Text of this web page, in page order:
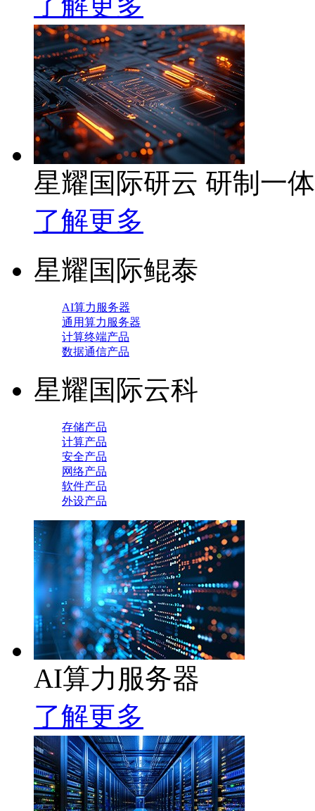
星耀国际研云 研制一
了解更多
星耀国际鲲泰
AI算力服务器
通用算力服务器
计算终端产品
数据通信产品
星耀国际云科
存储产品
计算产品
安全产品
网络产品
软件产品
外设产品
AI算力服务器
了解更多